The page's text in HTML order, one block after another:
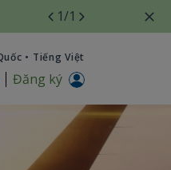
1/1
• Tiếng Việt
Đăng ký